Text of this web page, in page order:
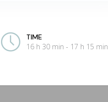
TIME
16 h 30 min - 17 h 15 min